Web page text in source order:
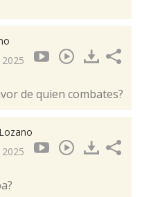
de quien combates?